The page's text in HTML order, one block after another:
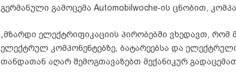
გერმანული გამოცემა Automobilwoche-ის ცნობით,
„მზარდი ელექტრიფიკაციის პირობებში ვხედავთ,
ელექტრულ კომპონენტებზე, ბატარეებსა და ელექტრული
თანდათან აღარ შემოგთავაზებთ მექანიკურ